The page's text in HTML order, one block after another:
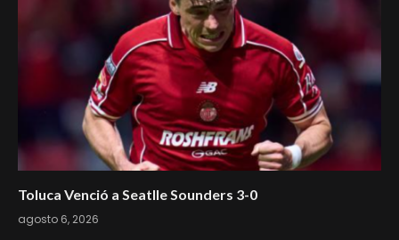
Toluca Venció a Seatlle Sounders 3-0
agosto 6, 2026